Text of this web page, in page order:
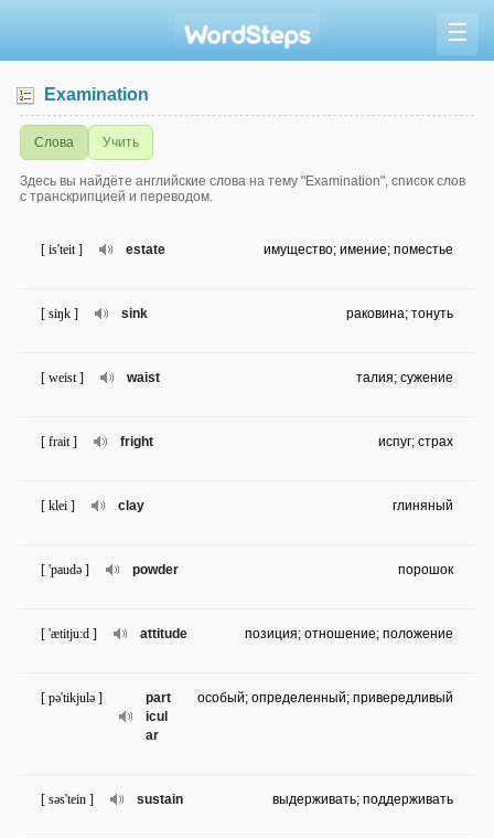
☰
Examination
Слова Учить
Здесь вы найдёте английские слова на тему "Examination", список слов
с транскрипцией и переводом.
estate
[ is'teit ] имущество; имение; поместье
sink
[ siŋk ] раковина; тонуть
waist
[ weist ] талия; сужение
fright
[ frait ] испуг; страх
clay
[ klei ] глиняный
powder
[ 'paudə ] порошок
attitude
[ 'ætitju:d ] позиция; отношение; положение
part
icul
ar
[ pə'tikjulə ] особый; определенный; привередливый
sustain
[ səs'tein ] выдерживать; поддерживать